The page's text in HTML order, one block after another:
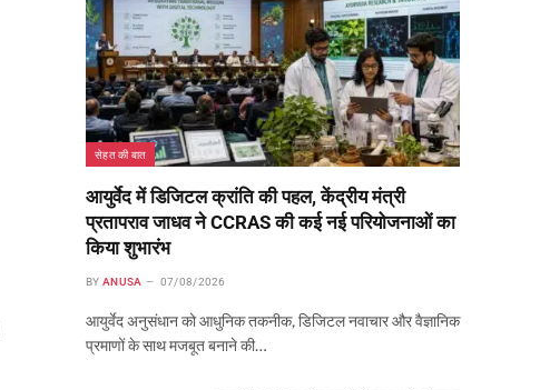
सेहत की बात
आयुर्वेद में डिजिटल क्रांति की पहल, केंद्रीय मंत्री
प्रतापराव जाधव ने CCRAS की कई नई परियोजनाओं का
किया शुभारंभ
BY ANUSA 07/08/2026
आयुर्वेद अनुसंधान को आधुनिक तकनीक, डिजिटल नवाचार और वैज्ञानिक
प्रमाणों के साथ मजबूत बनाने की…